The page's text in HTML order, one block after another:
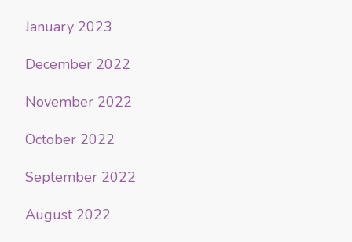
January 2023
December 2022
November 2022
October 2022
September 2022
August 2022